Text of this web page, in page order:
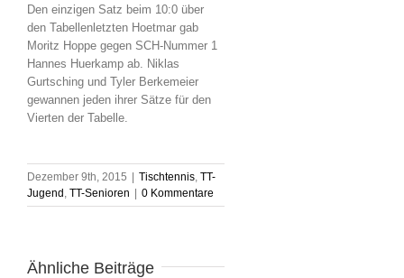
Den einzigen Satz beim 10:0 über
den Tabellenletzten Hoetmar gab
Moritz Hoppe gegen SCH-Nummer 1
Hannes Huerkamp ab. Niklas
Gurtsching und Tyler Berkemeier
gewannen jeden ihrer Sätze für den
Vierten der Tabelle.
Dezember 9th, 2015 Tischtennis, TT-
Jugend , TT-Senioren 0 Kommentare
Ähnliche Beiträge